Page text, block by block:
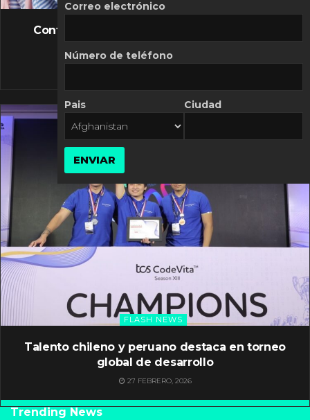
FLASH NEWS
Controversia de Mercado Libre por costos
10 MARZO, 2026
FLASH NEWS
Talento chileno y peruano destaca en torneo
global de desarrollo
27 FEBRERO, 2026
Trending News
Correo electrónico
Número de teléfono
Pais Ciudad
ENVIAR